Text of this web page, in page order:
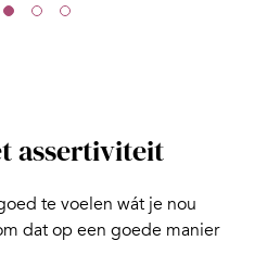
assertiviteit
te voelen wát je nou
dat op een goede manier